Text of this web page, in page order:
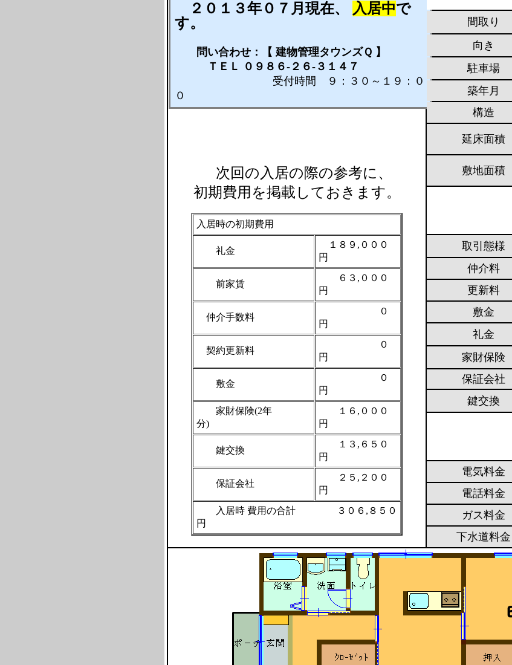
２０１３年０７月現在、 入居中で
す。
問い合わせ：【 建物管理タウンズＱ 】
ＴＥＬ ０９８６-２６-３１４７
受付時間 ９：３０～１９：０
０
次回の入居の際の参考に、
初期費用を掲載しておきます。
入居時の初期費用
礼金
１８９,０００
円
前家賃
６３,０００
円
仲介手数料
０
円
契約更新料
０
円
敷金
０
円
家財保険(2年
分)
１６,０００
円
鍵交換
１３,６５０
円
保証会社
２５,２００
円
入居時 費用の合計 ３０６,８５０
円
間取り
向き
駐車場
築年月
構造
延床面積
敷地面積
取引態様
仲介料
更新料
敷金
礼金
家財保険
保証会社
鍵交換
電気料金
電話料金
ガス料金
下水道料金